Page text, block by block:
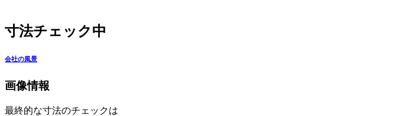
寸法チェック中
会社の風景
画像情報
最終的な寸法のチェックは